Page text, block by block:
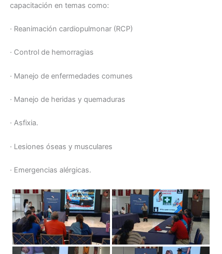
capacitación en temas como:
· Reanimación cardiopulmonar (RCP)
· Control de hemorragias
· Manejo de enfermedades comunes
· Manejo de heridas y quemaduras
· Asfixia.
· Lesiones óseas y musculares
· Emergencias alérgicas.